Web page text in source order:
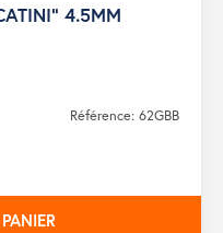
4.5MM
Référence: 62GBB